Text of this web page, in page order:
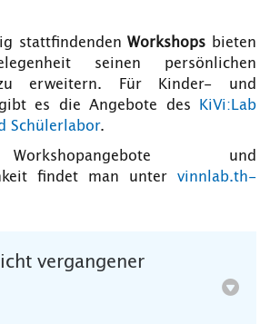
stattfindenden Workshops bieten
seinen persönlichen
zu erweitern. Für Kinder- und
es die Angebote des
KiVi:Lab
Schülerlabor.
und
findet man unter vinnlab.th-
vergangener